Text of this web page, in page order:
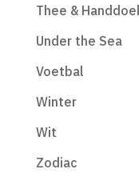
Thee &
Under the Sea
Voetbal
Winter
Wit
Zodiac